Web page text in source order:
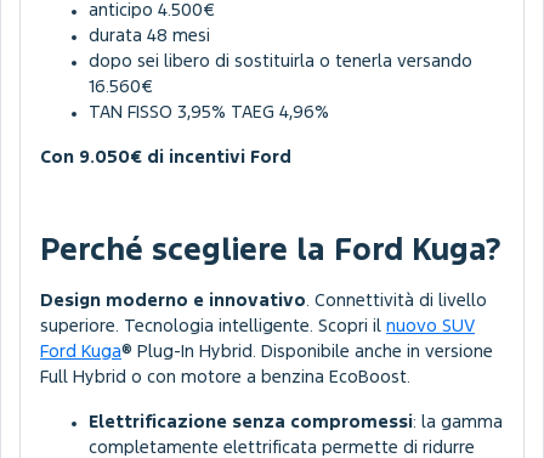
anticipo 4.500€
durata 48 mesi
dopo sei libero di sostituirla o tenerla versando
16.560€
TAN FISSO 3,95% TAEG 4,96%
Con 9.050€ di incentivi Ford
Perché scegliere la Ford Kuga?
Design moderno e innovativo . Connettività di livello
superiore. Tecnologia intelligente. Scopri il nuovo SUV
Ford Kuga® Plug-In Hybrid. Disponibile anche in versione
Full Hybrid o con motore a benzina EcoBoost.
Elettrificazione senza compromessi: la gamma
completamente elettrificata permette di ridurre